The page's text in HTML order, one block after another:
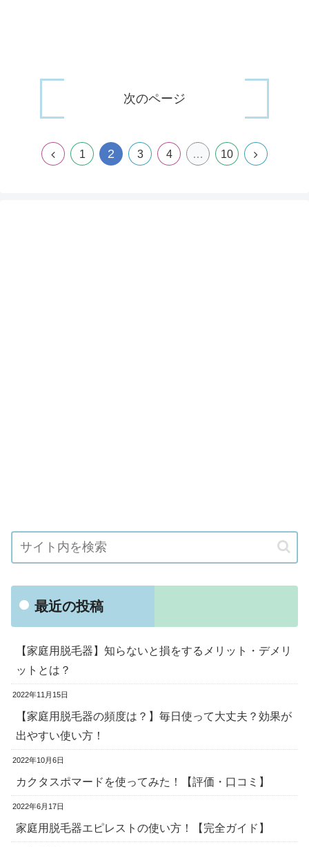
次のページ
1 2 3 4 … 10
最近の投稿
【家庭用脱毛器】知らないと損をするメリット・デメリ
ットとは？
2022年11月15日
【家庭用脱毛器の頻度は？】毎日使って大丈夫？効果が
出やすい使い方！
2022年10月6日
カクタスポマードを使ってみた！【評価・口コミ】
2022年6月17日
家庭用脱毛器エピレストの使い方！【完全ガイド】